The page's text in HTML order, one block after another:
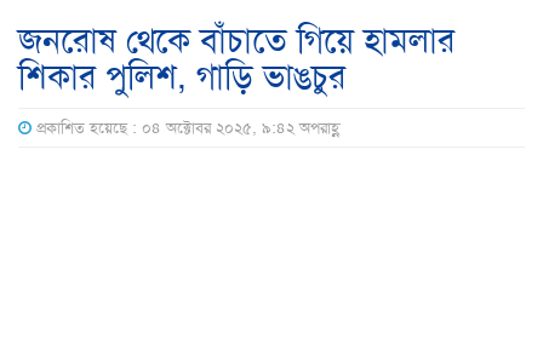
জনরোষ থেকে বাঁচাতে গিয়ে হামলার
শিকার পুলিশ, গাড়ি ভাঙচুর
প্রকাশিত হয়েছে : ০৪ অক্টোবর ২০২৫, ৯:৪২ অপরাহ্ণ